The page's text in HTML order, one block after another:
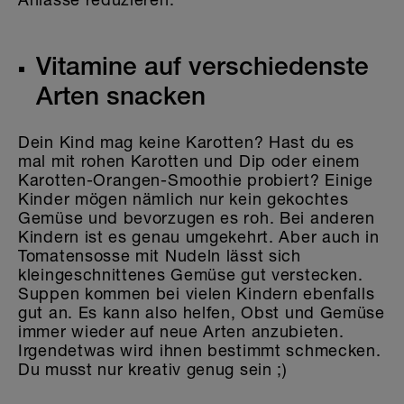
Vitamine auf verschiedenste
Arten snacken
Dein Kind mag keine Karotten? Hast du es
mal mit rohen Karotten und Dip oder einem
Karotten-Orangen-Smoothie probiert? Einige
Kinder mögen nämlich nur kein gekochtes
Gemüse und bevorzugen es roh. Bei anderen
Kindern ist es genau umgekehrt. Aber auch in
Tomatensosse mit Nudeln lässt sich
kleingeschnittenes Gemüse gut verstecken.
Suppen kommen bei vielen Kindern ebenfalls
gut an. Es kann also helfen, Obst und Gemüse
immer wieder auf neue Arten anzubieten.
Irgendetwas wird ihnen bestimmt schmecken.
Du musst nur kreativ genug sein ;)